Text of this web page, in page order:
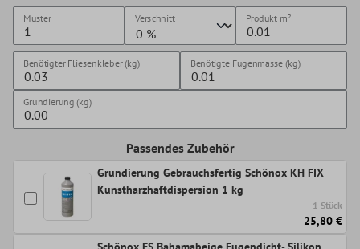
Muster Verschnitt Produkt m²
Benötigter Fliesenkleber (kg) Benötigte Fugenmasse (kg)
Grundierung (kg)
Passendes Zubehör
Grundierung Gebrauchsfertig Schönox KH FIX
Kunstharzhaftdispersion 1 kg
1 Stück
25,80 €